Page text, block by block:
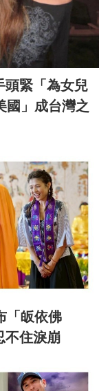
頭緊「為女兒
」成台灣之
「皈依佛
住淚崩